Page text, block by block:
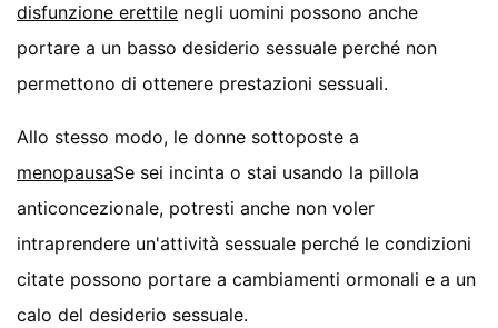
disfunzione erettile negli uomini possono anche
portare a un basso desiderio sessuale perché non
permettono di ottenere prestazioni sessuali.
Allo stesso modo, le donne sottoposte a
menopausaSe sei incinta o stai usando la pillola
anticoncezionale, potresti anche non voler
intraprendere un'attività sessuale perché le condizioni
citate possono portare a cambiamenti ormonali e a un
calo del desiderio sessuale.